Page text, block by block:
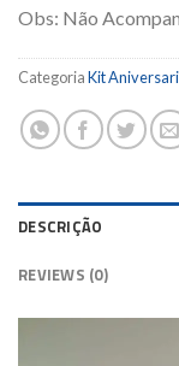
Obs: Não
CategoriaKit
DESCRIÇÃO
REVIEWS (0)